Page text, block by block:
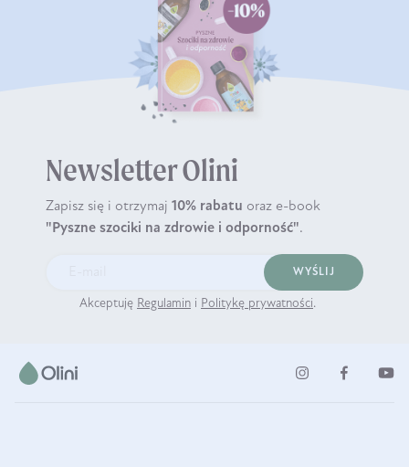
Newsletter Olini
Zapisz się i otrzymaj 10% rabatu oraz e-book
"Pyszne szociki na zdrowie i odporność".
WYŚLIJ
Akceptuję Regulamin i Politykę prywatności.